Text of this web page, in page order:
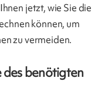
jetzt, wie Sie die
können, um
zu vermeiden.
benötigten